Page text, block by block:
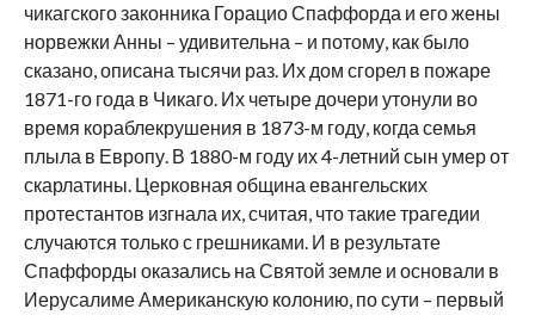
чикагского законника Горацио Спаффорда и его жены
норвежки Анны – удивительна – и потому, как было
сказано, описана тысячи раз. Их дом сгорел в пожаре
1871-го года в Чикаго. Их четыре дочери утонули во
время кораблекрушения в 1873-м году, когда семья
плыла в Европу. В 1880-м году их 4-летний сын умер от
скарлатины. Церковная община евангельских
протестантов изгнала их, считая, что такие трагедии
случаются только с грешниками. И в результате
Спаффорды оказались на Святой земле и основали в
Иерусалиме Американскую колонию, по сути – первый